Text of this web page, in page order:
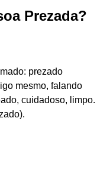
Prezada?
prezado
mesmo, falando
cuidadoso, limpo.